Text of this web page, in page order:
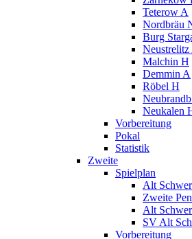
Teterow A
Nordbräu
Burg
Neustrelitz
Malchin H
Demmin A
Röbel H
Neukalen
Vorbereitung
Pokal
Statistik
Zweite
Spielplan
Alt
Zweite
Alt
SV Alt
Vorbereitung